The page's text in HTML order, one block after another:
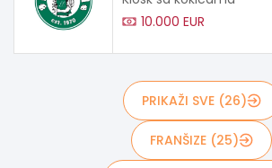
10.000 EUR
PRIKAŽI SVE (26)
FRANŠIZE (25)